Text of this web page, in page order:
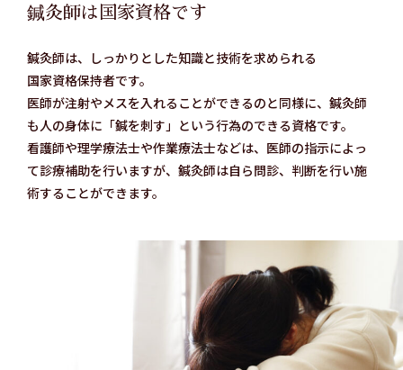
​鍼灸師は国家資格です
鍼灸師は、しっかりとした知識と技術を求められる
国家資格保持者です。
医師が注射やメスを入れることができるのと同様に、鍼灸師
も人の身体に「鍼を刺す」という行為のできる資格です。
看護師や理学療法士や作業療法士などは、医師の指示によっ
て診療補助を行いますが、鍼灸師は自ら問診、判断を行い施
術することができます。